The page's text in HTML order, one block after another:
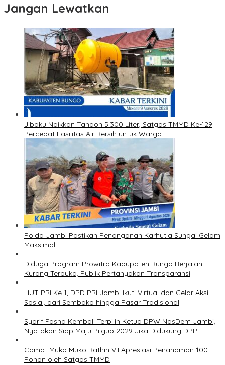
Jangan Lewatkan
Jibaku Naikkan Tandon 5.300 Liter, Satgas TMMD Ke-129
Percepat Fasilitas Air Bersih untuk Warga
Polda Jambi Pastikan Penanganan Karhutla Sungai Gelam
Maksimal
Diduga Program Prowitra Kabupaten Bungo Berjalan
Kurang Terbuka, Publik Pertanyakan Transparansi
HUT PRI Ke-1, DPD PRI Jambi Ikuti Virtual dan Gelar Aksi
Sosial, dari Sembako hingga Pasar Tradisional
Syarif Fasha Kembali Terpilih Ketua DPW NasDem Jambi,
Nyatakan Siap Maju Pilgub 2029 Jika Didukung DPP
Camat Muko Muko Bathin VII Apresiasi Penanaman 100
Pohon oleh Satgas TMMD